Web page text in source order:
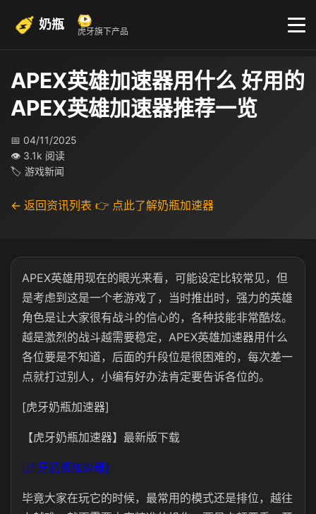
奶瓶 虎牙旗下产品
APEX英雄加速器用什么 好用的
APEX英雄加速器推荐一览
📅 04/11/2025
👁 3.1k 阅读
🏷 游戏新闻
← 返回资讯列表 👉 点此了解奶瓶加速器
APEX英雄用现在的眼光来看，可能设定比较常见，但
是考虑到这是一个老游戏了，当时推出时，强力的英雄
角色是让大家很有战斗的信心的，各种技能非常酷炫。
越是激烈的战斗越需要稳定，APEX英雄加速器用什么
各位要是不知道，后面的升段位是很困难的，每次差一
点就打过别人，小编有好办法肯定要告诉各位的。
[虎牙奶瓶加速器]
【虎牙奶瓶加速器】最新版下载
[虎牙奶瓶加速器]
毕竟大家在玩它的时候，最常用的模式还是排位，越往